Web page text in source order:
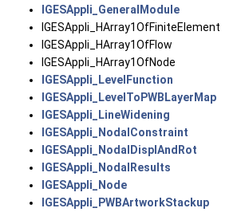
IGESAppli_GeneralModule
IGESAppli_HArray1OfFiniteElement
IGESAppli_HArray1OfFlow
IGESAppli_HArray1OfNode
IGESAppli_LevelFunction
IGESAppli_LevelToPWBLayerMap
IGESAppli_LineWidening
IGESAppli_NodalConstraint
IGESAppli_NodalDisplAndRot
IGESAppli_NodalResults
IGESAppli_Node
IGESAppli_PWBArtworkStackup